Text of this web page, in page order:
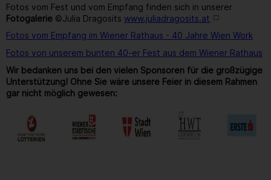
Fotos vom Fest und vom Empfang finden sich in unserer
Fotogalerie ©Julia Dragosits www.juliadragosits.at
Fotos vom Empfang im Wiener Rathaus - 40 Jahre Wien Work
Fotos von unserem bunten 40-er Fest aus dem Wiener Rathaus
Wir bedanken uns bei den vielen Sponsoren für die großzügige
Unterstützung! Ohne Sie wäre unsere Feier in diesem Rahmen
gar nicht möglich gewesen: